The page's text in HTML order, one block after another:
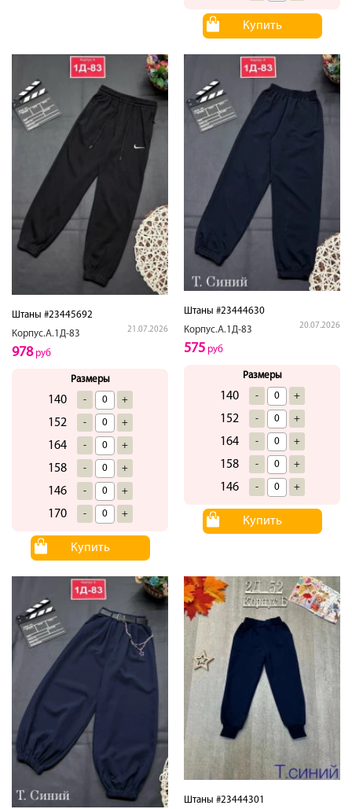
Купить
Штаны #23445692
Корпус.А.1Д-83
21.07.2026
978руб
Размеры
140 - +
152 - +
164 - +
158 - +
146 - +
170 - +
Купить
Штаны #23444630
Корпус.А.1Д-83
20.07.2026
575 руб
Размеры
140 - +
152 - +
164 - +
158 - +
146 - +
Купить
Штаны #23444301